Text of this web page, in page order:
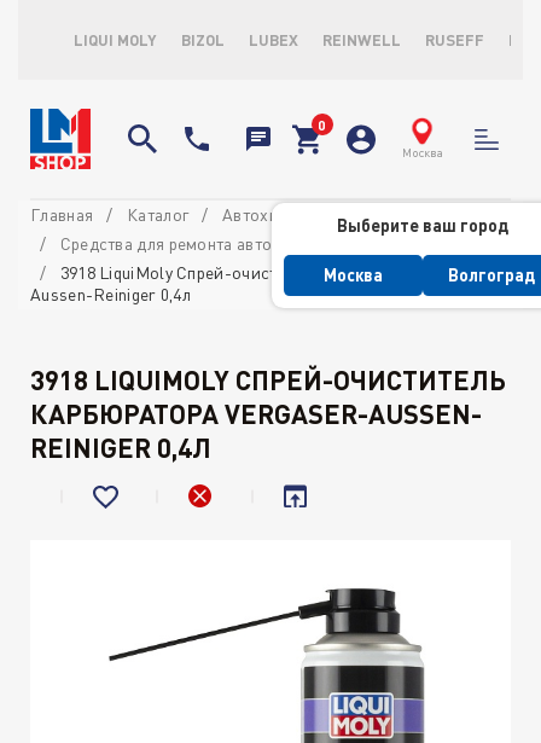
LIQUI MOLY BIZOL LUBEX REINWELL RUSEFF
Москва
Выберите ваш город
Москва Волгоград
Главная Каталог
Автохимия потребительская
Средства для ремонта автомобиля
3918 LiquiMoly Спрей-очиститель карбюратора Vergaser-
Aussen-Reiniger 0,4л
3918 LIQUIMOLY СПРЕЙ-ОЧИСТИТЕЛЬ
КАРБЮРАТОРА VERGASER-AUSSEN-
REINIGER 0,4Л